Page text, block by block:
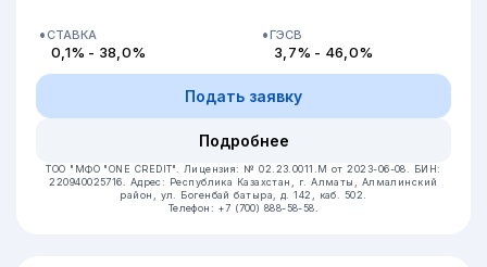
СТАВКА
0,1% - 38,0%
ГЭСВ
3,7% - 46,0%
Подать заявку
Подробнее
ТОО "МФО "ONE CREDIT". Лицензия: № 02.23.0011.M от 2023-06-08.
БИН:
220940025716. Адрес: Республика Казахстан, г. Алматы, Алмалинский
район, ул. Богенбай батыра, д. 142, каб. 502.
Телефон: +7 (700) 888-58-58.